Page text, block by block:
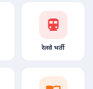
रेलवे भर्ती